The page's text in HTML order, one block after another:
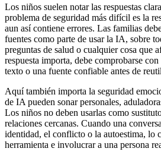
Los niños suelen notar las respuestas
problema de seguridad más difícil es la
aun así contiene errores. Las familias
fuentes como parte de usar la IA, sobre
preguntas de salud o cualquier cosa que
respuesta importa, debe comprobarse
texto o una fuente confiable antes de
Aquí también importa la seguridad
de IA pueden sonar personales,
Los niños no deben usarlas como
relaciones cercanas. Cuando una
identidad, el conflicto o la autoestima, lo
herramienta e involucrar a una persona